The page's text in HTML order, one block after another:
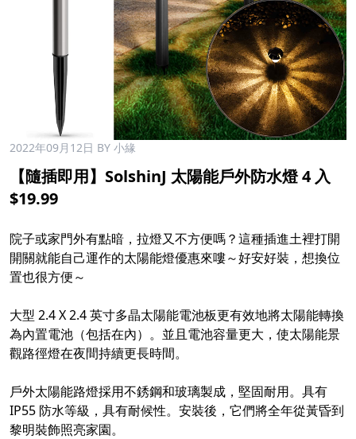
2022年09月12日 BY 小緣
【隨插即用】SolshinJ 太陽能戶外防水燈 4 入
$19.99
院子或家門外有點暗，拉燈又不方便嗎？這種插進土裡打開
開關就能自己運作的太陽能燈優惠來嘍～好安好裝，想換位
置也很方便～
大型 2.4 X 2.4 英寸多晶太陽能電池板更有效地將太陽能轉換
為內置電池（包括在內）。並且電池容量更大，使太陽能景
觀路徑燈在夜間持續更長時間。
戶外太陽能路燈採用不銹鋼和玻璃製成，堅固耐用。具有
IP55 防水等級，具有耐候性。安裝後，它們將全年從黃昏到
黎明裝飾照亮家園。